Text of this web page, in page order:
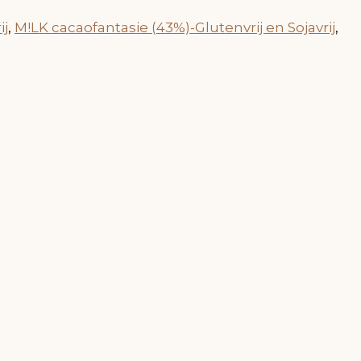
, M!LK cacaofantasie (43%)-Glutenvrij en Sojavrij,